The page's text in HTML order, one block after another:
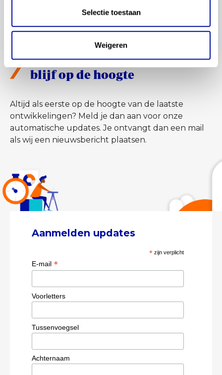
Selectie toestaan
Weigeren
blijf op de hoogte
Altijd als eerste op de hoogte van de laatste
ontwikkelingen? Meld je dan aan voor onze
automatische updates. Je ontvangt dan een mail
als wij een nieuwsbericht plaatsen.
Aanmelden updates
* zijn verplicht
E-mail *
Voorletters
Tussenvoegsel
Achternaam